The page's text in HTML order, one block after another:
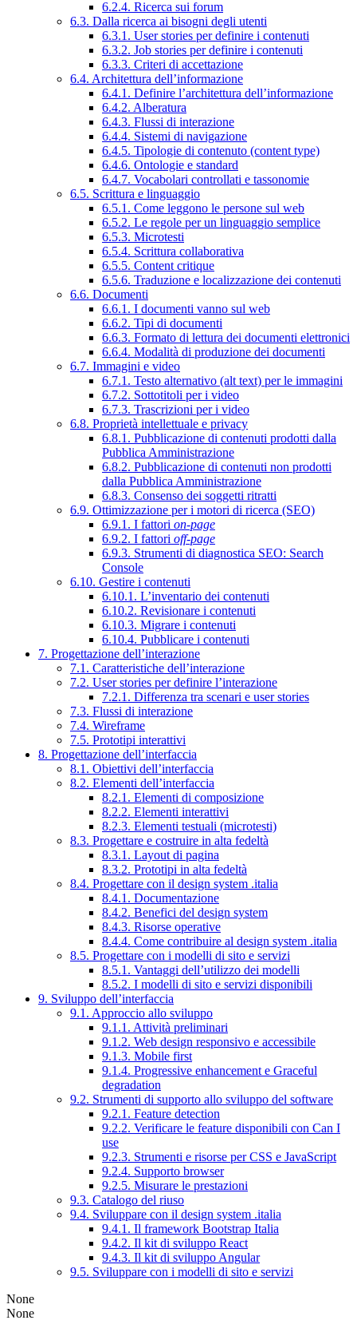
6.2.4. Ricerca sui forum
6.3. Dalla ricerca ai bisogni degli utenti
6.3.1. User stories per definire i contenuti
6.3.2. Job stories per definire i contenuti
6.3.3. Criteri di accettazione
6.4. Architettura dell’informazione
6.4.1. Definire l’architettura dell’informazione
6.4.2. Alberatura
6.4.3. Flussi di interazione
6.4.4. Sistemi di navigazione
6.4.5. Tipologie di contenuto (content type)
6.4.6. Ontologie e standard
6.4.7. Vocabolari controllati e tassonomie
6.5. Scrittura e linguaggio
6.5.1. Come leggono le persone sul web
6.5.2. Le regole per un linguaggio semplice
6.5.3. Microtesti
6.5.4. Scrittura collaborativa
6.5.5. Content critique
6.5.6. Traduzione e localizzazione dei contenuti
6.6. Documenti
6.6.1. I documenti vanno sul web
6.6.2. Tipi di documenti
6.6.3. Formato di lettura dei documenti elettronici
6.6.4. Modalità di produzione dei documenti
6.7. Immagini e video
6.7.1. Testo alternativo (alt text) per le immagini
6.7.2. Sottotitoli per i video
6.7.3. Trascrizioni per i video
6.8. Proprietà intellettuale e privacy
6.8.1. Pubblicazione di contenuti prodotti dalla
Pubblica Amministrazione
6.8.2. Pubblicazione di contenuti non prodotti
dalla Pubblica Amministrazione
6.8.3. Consenso dei soggetti ritratti
6.9. Ottimizzazione per i motori di ricerca (SEO)
6.9.1. I fattori on-page
6.9.2. I fattori off-page
6.9.3. Strumenti di diagnostica SEO: Search
Console
6.10. Gestire i contenuti
6.10.1. L’inventario dei contenuti
6.10.2. Revisionare i contenuti
6.10.3. Migrare i contenuti
6.10.4. Pubblicare i contenuti
7. Progettazione dell’interazione
7.1. Caratteristiche dell’interazione
7.2. User stories per definire l’interazione
7.2.1. Differenza tra scenari e user stories
7.3. Flussi di interazione
7.4. Wireframe
7.5. Prototipi interattivi
8. Progettazione dell’interfaccia
8.1. Obiettivi dell’interfaccia
8.2. Elementi dell’interfaccia
8.2.1. Elementi di composizione
8.2.2. Elementi interattivi
8.2.3. Elementi testuali (microtesti)
8.3. Progettare e costruire in alta fedeltà
8.3.1. Layout di pagina
8.3.2. Prototipi in alta fedeltà
8.4. Progettare con il design system .italia
8.4.1. Documentazione
8.4.2. Benefici del design system
8.4.3. Risorse operative
8.4.4. Come contribuire al design system .italia
8.5. Progettare con i modelli di sito e servizi
8.5.1. Vantaggi dell’utilizzo dei modelli
8.5.2. I modelli di sito e servizi disponibili
9. Sviluppo dell’interfaccia
9.1. Approccio allo sviluppo
9.1.1. Attività preliminari
9.1.2. Web design responsivo e accessibile
9.1.3. Mobile first
9.1.4. Progressive enhancement e Graceful
degradation
9.2. Strumenti di supporto allo sviluppo del software
9.2.1. Feature detection
9.2.2. Verificare le feature disponibili con Can I
use
9.2.3. Strumenti e risorse per CSS e JavaScript
9.2.4. Supporto browser
9.2.5. Misurare le prestazioni
9.3. Catalogo del riuso
9.4. Sviluppare con il design system .italia
9.4.1. Il framework Bootstrap Italia
9.4.2. Il kit di sviluppo React
9.4.3. Il kit di sviluppo Angular
9.5. Sviluppare con i modelli di sito e servizi
None
None